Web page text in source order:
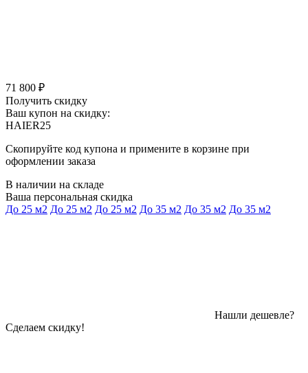
71 800 ₽
Получить скидку
Ваш купон на скидку:
HAIER25
Скопируйте код купона и примените в корзине при
оформлении заказа
В наличии на складе
Ваша персональная скидка
До 25 м2 До 25 м2 До 25 м2 До 35 м2 До 35 м2 До 35 м2
Нашли дешевле?
Сделаем скидку!